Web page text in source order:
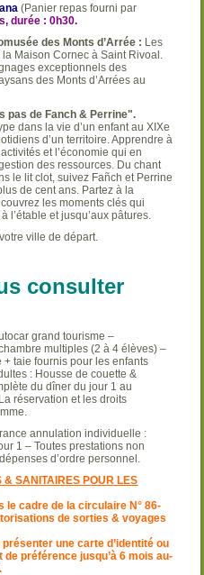
(Panier repas fourni par
durée : 0h30.
des Monts d’Arrée : Les
Maison Cornec à Saint Rivoal.
exceptionnels des
des Monts d’Arrées au
pas de Fanch & Perrine".
dans la vie d’un enfant au XIXe
d’un territoire. Apprendre à
et l’économie qui en
des ressources. Du chant
le lit clot, suivez Fañch et Perrine
de cent ans. Partez à la
les moments clés qui
l’étable et jusqu’aux pâtures.
ville de départ.
consulter
grand tourisme –
multiples (2 à 4 élèves) –
taie fournis pour les enfants
: Housse de couette &
du dîner du jour 1 au
réservation et les droits
annulation individuelle :
1 – Toutes prestations non
d’ordre personnel.
& SANITAIRES POUR LES
cadre de la circulaire N° 86-
de sorties & voyages
une carte d’identité ou
préférence jusqu’à 6 mois au-